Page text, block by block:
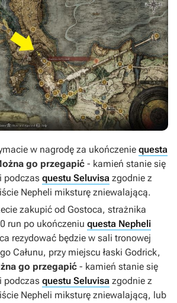
w nagrodę za ukończenie questa
go przegapić - kamień stanie się
podczas questu Seluvisa zgodnie z
Nepheli miksturę zniewalającą.
zakupić od Gostoca, strażnika
run po ukończeniu questa Nepheli
rezydować będzie w sali tronowej
Całunu, przy miejscu łaski Godrick,
go przegapić - kamień stanie się
podczas questu Seluvisa zgodnie z
Nepheli miksturę zniewalającą, lub